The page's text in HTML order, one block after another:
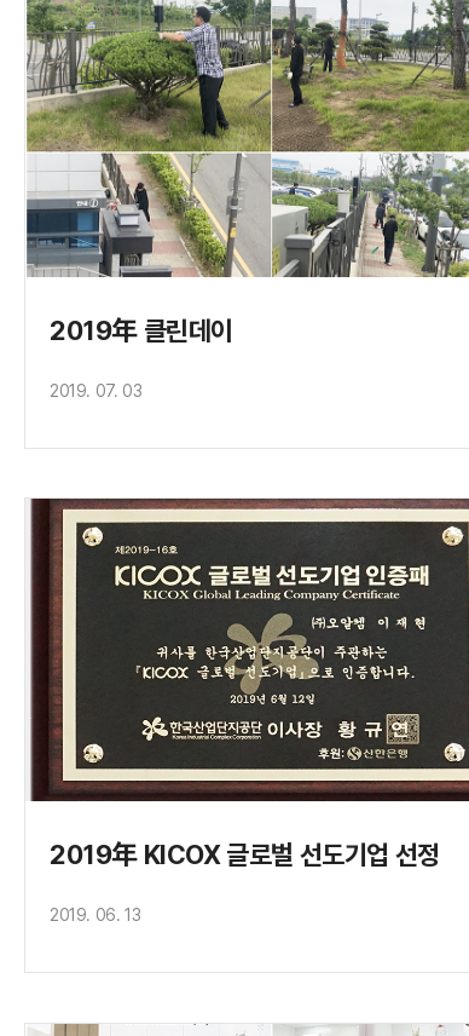
2019年 클린데이
2019. 07. 03
2019年 KICOX 글로벌 선도기업 선정
2019. 06. 13